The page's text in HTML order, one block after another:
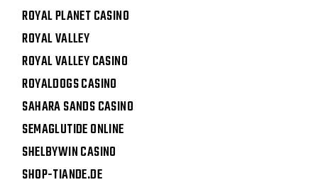
ROYAL PLANET CASINO
ROYAL VALLEY
ROYAL VALLEY CASINO
ROYALDOGS CASINO
SAHARA SANDS CASINO
SEMAGLUTIDE ONLINE
SHELBYWIN CASINO
SHOP-TIANDE.DE